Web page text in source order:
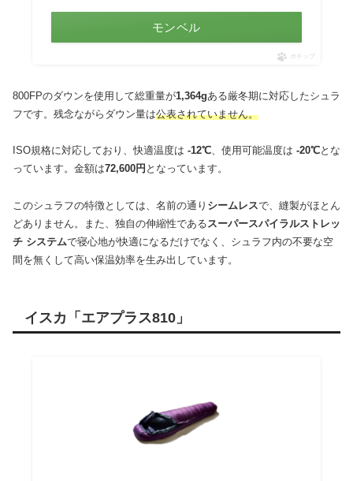
モンベル
ポチップ
800FPのダウンを使用して総重量が1,364gある厳冬期に対応したシュラ
フです。残念ながらダウン量は公表されていません。
ISO規格に対応しており、快適温度は -12℃、使用可能温度は -20℃とな
っています。金額は72,600円 となっています。
このシュラフの特徴としては、名前の通り シームレスで、縫製がほとん
どありません。また、独自の伸縮性である スーパースパイラルストレッ
チ システムで寝心地が快適になるだけでなく、シュラフ内の不要な空
間を無くして高い保温効率を生み出しています。
イスカ「エアプラス810」